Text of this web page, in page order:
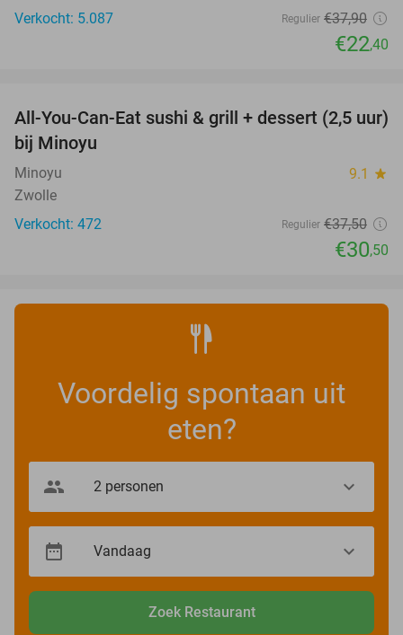
Verkocht: 5.087
Regulier €37,90
€22,40
19%
All-You-Can-Eat sushi & grill + dessert (2,5 uur)
bij Minoyu
Minoyu 9.1 star
Zwolle
Verkocht: 472
Regulier €37,50
€30,50
Voordelig spontaan uit
eten?
Zoek Restaurant